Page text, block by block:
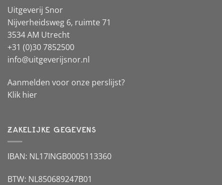
Uitgeverij Snor
Nijverheidsweg 6, ruimte 71
3534 AM Utrecht
+31 (0)30 7852500
info@uitgeverijsnor.nl
Aanmelden voor onze perslijst?
Klik hier
ZAKELIJKE GEGEVENS
IBAN: NL17INGB0005113360
BTW: NL850689247B01